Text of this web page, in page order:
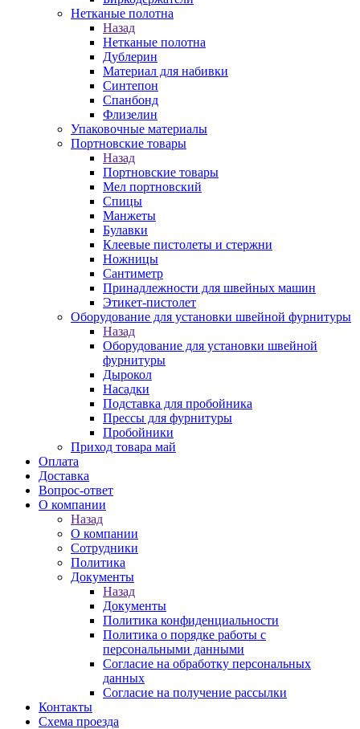
Нетканые полотна
Назад
Нетканые полотна
Дублерин
Материал для набивки
Синтепон
Спанбонд
Флизелин
Упаковочные материалы
Портновские товары
Назад
Портновские товары
Мел портновский
Спицы
Манжеты
Булавки
Клеевые пистолеты и стержни
Ножницы
Сантиметр
Принадлежности для швейных машин
Этикет-пистолет
Оборудование для установки швейной фурнитуры
Назад
Оборудование для установки швейной
фурнитуры
Дырокол
Насадки
Подставка для пробойника
Прессы для фурнитуры
Пробойники
Приход товара май
Оплата
Доставка
Вопрос-ответ
О компании
Назад
О компании
Сотрудники
Политика
Документы
Назад
Документы
Политика конфиденциальности
Политика о порядке работы с
персональными данными
Согласие на обработку персональных
данных
Согласие на получение рассылки
Контакты
Схема проезда